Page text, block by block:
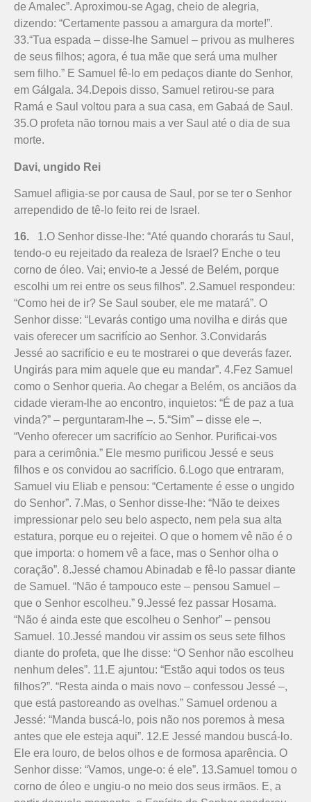
de Amalec”. Aproximou-se Agag, cheio de alegria,
dizendo: “Certamente passou a amargura da morte!”.
33.“Tua espada – disse-lhe Samuel – privou as mulheres
de seus filhos; agora, é tua mãe que será uma mulher
sem filho.” E Samuel fê-lo em pedaços diante do Senhor,
em Gálgala. 34.Depois disso, Samuel retirou-se para
Ramá e Saul voltou para a sua casa, em Gabaá de Saul.
35.O profeta não tornou mais a ver Saul até o dia de sua
morte.
Davi, ungido Rei
Samuel afligia-se por causa de Saul, por se ter o Senhor
arrependido de tê-lo feito rei de Israel.
16. 1.O Senhor disse-lhe: “Até quando chorarás tu Saul,
tendo-o eu rejeitado da realeza de Israel? Enche o teu
corno de óleo. Vai; envio-te a Jessé de Be­lém, porque
escolhi um rei entre os seus filhos”. 2.Samuel respondeu:
“Como hei de ir? Se Saul souber, ele me matará”. O
Senhor disse: “Levarás contigo uma novilha e dirás que
vais oferecer um sacrifício ao Senhor. 3.Convidarás
Jessé ao sacrifício e eu te mostrarei o que deverás fazer.
Ungirás para mim aquele que eu mandar”. 4.Fez Samuel
como o Senhor queria. Ao chegar a Belém, os anciãos da
cidade vieram-lhe ao encontro, inquietos: “É de paz a tua
vinda?” – perguntaram-lhe –. 5.“Sim” – disse ele –.
“Venho oferecer um sacrifício ao Senhor. Purificai-vos
para a cerimônia.” Ele mesmo purificou Jessé e seus
filhos e os convidou ao sacrifício. 6.Logo que entraram,
Samuel viu Eliab e pensou: “Certamente é esse o ungido
do Senhor”. 7.Mas, o Senhor disse-lhe: “Não te deixes
impressionar pelo seu belo aspecto, nem pela sua alta
estatura, porque eu o rejeitei. O que o homem vê não é o
que importa: o homem vê a face, mas o Senhor olha o
coração”. 8.Jessé chamou Abinadab e fê-lo passar diante
de Samuel. “Não é tampouco este – pensou Samuel –
que o Senhor escolheu.” 9.Jessé fez passar Hosama.
“Não é ainda este que escolheu o Senhor” – pensou
Samuel. 10.Jessé mandou vir assim os seus sete filhos
diante do profeta, que lhe disse: “O Senhor não escolheu
nenhum deles”. 11.E ajuntou: “Estão aqui todos os teus
filhos?”. “Resta ainda o mais novo – confessou Jessé –,
que está pastoreando as ovelhas.” Samuel ordenou a
Jessé: “Manda buscá-lo, pois não nos poremos à mesa
antes que ele esteja aqui”. 12.E Jessé mandou buscá-lo.
Ele era louro, de belos olhos e de formosa aparência. O
Senhor disse: “Vamos, unge-o: é ele”. 13.Samuel tomou o
corno de óleo e ungiu-o no meio dos seus irmãos. E, a